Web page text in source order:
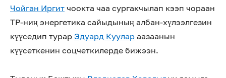
Чойган Иргит чоокта чаа сургакчылап кээп чораан
ТР-ниң энергетика сайыдының албан-хүлээлгезин
күүседип турар Эдуард Куулар аазаанын
күүсеткенин соцчеткилерде бижээн.